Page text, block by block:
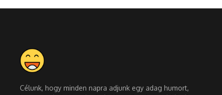
Célunk, hogy minden napra adjunk egy adag humort,